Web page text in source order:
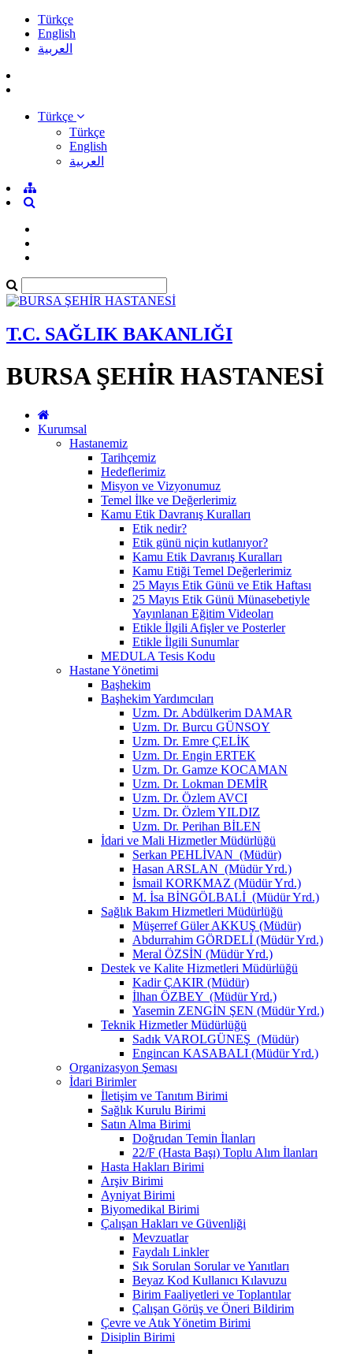
Türkçe
English
العربية
Türkçe
Türkçe
English
العربية
T.C. SAĞLIK BAKANLIĞI
BURSA ŞEHİR HASTANESİ
Kurumsal
Hastanemiz
Tarihçemiz
Hedeflerimiz
Misyon ve Vizyonumuz
Temel İlke ve Değerlerimiz
Kamu Etik Davranış Kuralları
Etik nedir?
Etik günü niçin kutlanıyor?
Kamu Etik Davranış Kuralları
Kamu Etiği Temel Değerlerimiz
25 Mayıs Etik Günü ve Etik Haftası
25 Mayıs Etik Günü Münasebetiyle
Yayınlanan Eğitim Videoları
Etikle İlgili Afişler ve Posterler
Etikle İlgili Sunumlar
MEDULA Tesis Kodu
Hastane Yönetimi
Başhekim
Başhekim Yardımcıları
Uzm. Dr. Abdülkerim DAMAR
Uzm. Dr. Burcu GÜNSOY
Uzm. Dr. Emre ÇELİK
Uzm. Dr. Engin ERTEK
Uzm. Dr. Gamze KOCAMAN
Uzm. Dr. Lokman DEMİR
Uzm. Dr. Özlem AVCI
Uzm. Dr. Özlem YILDIZ
Uzm. Dr. Perihan BİLEN
İdari ve Mali Hizmetler Müdürlüğü
Serkan PEHLİVAN (Müdür)
Hasan ARSLAN (Müdür Yrd.)
İsmail KORKMAZ (Müdür Yrd.)
M. İsa BİNGÖLBALİ (Müdür Yrd.)
Sağlık Bakım Hizmetleri Müdürlüğü
Müşerref Güler AKKUŞ (Müdür)
Abdurrahim GÖRDELİ (Müdür Yrd.)
Meral ÖZSİN (Müdür Yrd.)
Destek ve Kalite Hizmetleri Müdürlüğü
Kadir ÇAKIR (Müdür)
İlhan ÖZBEY (Müdür Yrd.)
Yasemin ZENGİN ŞEN (Müdür Yrd.)
Teknik Hizmetler Müdürlüğü
Sadık VAROLGÜNEŞ (Müdür)
Engincan KASABALI (Müdür Yrd.)
Organizasyon Şeması
İdari Birimler
İletişim ve Tanıtım Birimi
Sağlık Kurulu Birimi
Satın Alma Birimi
Doğrudan Temin İlanları
22/F (Hasta Başı) Toplu Alım İlanları
Hasta Hakları Birimi
Arşiv Birimi
Ayniyat Birimi
Biyomedikal Birimi
Çalışan Hakları ve Güvenliği
Mevzuatlar
Faydalı Linkler
Sık Sorulan Sorular ve Yanıtları
Beyaz Kod Kullanıcı Kılavuzu
Birim Faaliyetleri ve Toplantılar
Çalışan Görüş ve Öneri Bildirim
Çevre ve Atık Yönetim Birimi
Disiplin Birimi